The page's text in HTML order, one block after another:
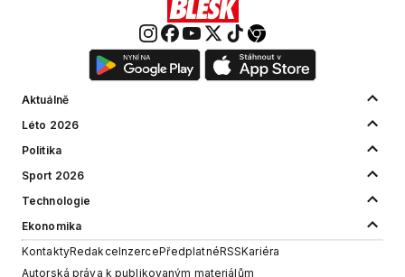
Aktuálně
Léto 2026
Politika
Sport 2026
Technologie
Ekonomika
KontaktyRedakceInzercePředplatnéRSSKariéra
Autorská práva k publikovaným materiálům